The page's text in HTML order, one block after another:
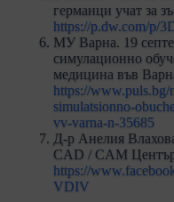
германци учат за
https://p.dw.com/p/
МУ Варна. 19
симулационно
медицина във
https://
simulatsionno-
vv-varna-n-35685
Д-р Анелия
CAD / CAM
https://
VDIV